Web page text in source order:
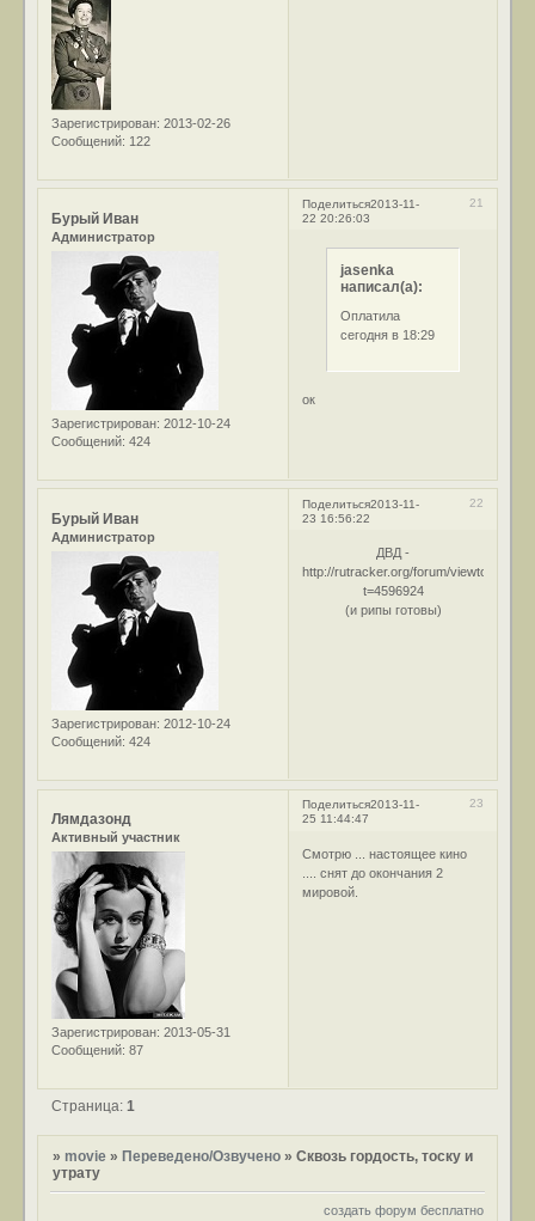
Зарегистрирован: 2013-02-26
Сообщений: 122
Поделиться 21
2013-11-
22 20:26:03
Бурый Иван
Администратор
Зарегистрирован: 2012-10-24
Сообщений: 424
jasenka
написал(а):
Оплатила
сегодня в 18:29
ок
Поделиться 22
2013-11-
23 16:56:22
Бурый Иван
Администратор
Зарегистрирован: 2012-10-24
Сообщений: 424
ДВД -
http://rutracker.org/forum/
t=4596924
(и рипы готовы)
Поделиться 23
2013-11-
25 11:44:47
Лямдазонд
Активный участник
Зарегистрирован: 2013-05-31
Сообщений: 87
Смотрю ... настоящее кино
.... снят до окончания 2
мировой.
Страница:1
»movie » Переведено/Озвучено »Сквозь гордость, тоску и
утрату
создать форум бесплатно